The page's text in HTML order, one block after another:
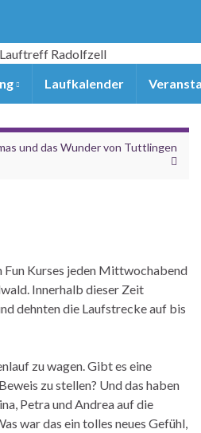
Laufkalender
und das Wunder von Tuttlingen
Fun Kurses jeden Mittwochabend
Innerhalb dieser Zeit
dehnten die Laufstrecke auf bis
zu wagen. Gibt es eine
zu stellen? Und das haben
Petra und Andrea auf die
war das ein tolles neues Gefühl,